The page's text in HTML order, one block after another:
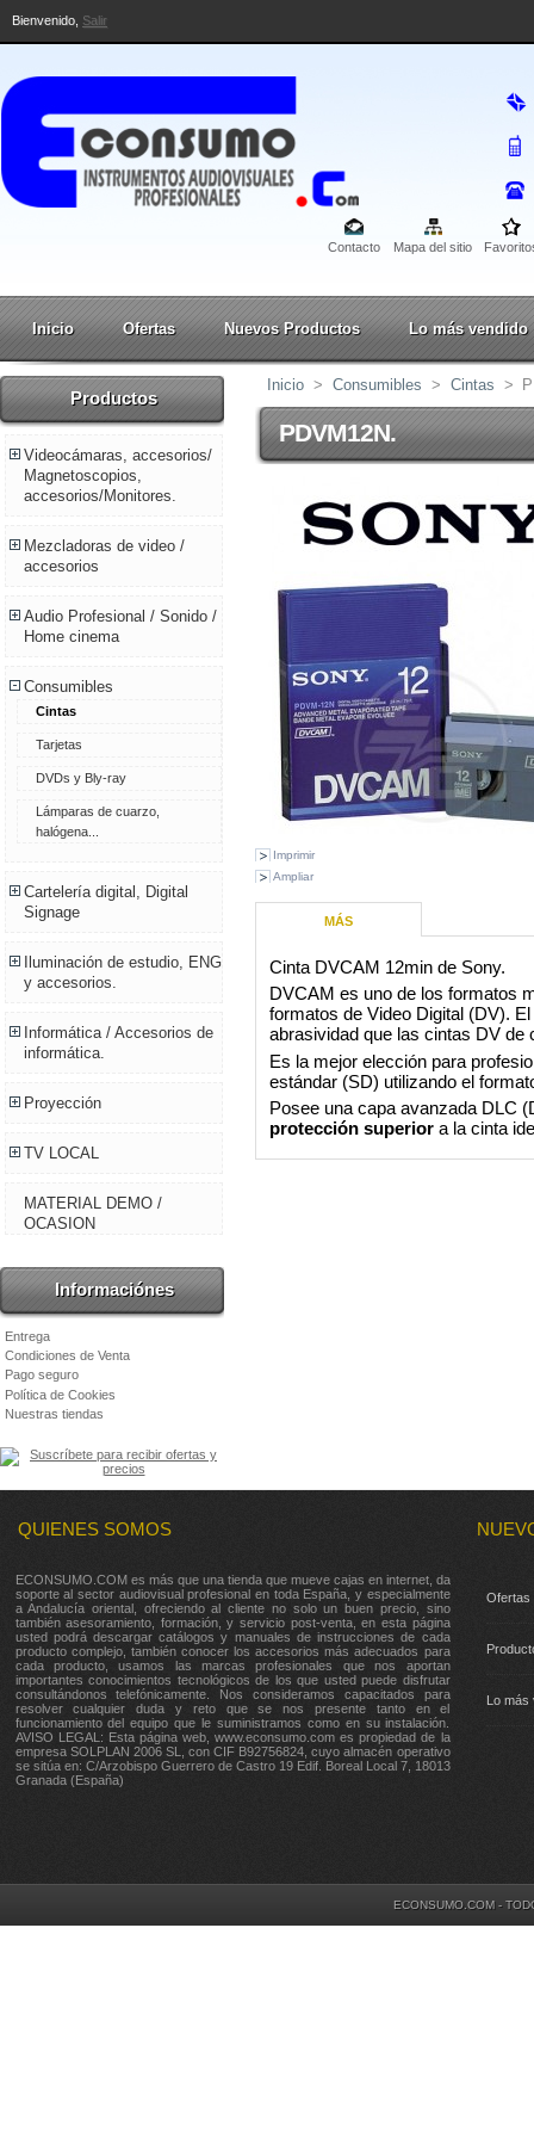
Bienvenido, Salir
Contacto Mapa del sitio
Inicio Ofertas Nuevos Productos Lo más vendido
Productos
Videocámaras, accesorios/
Magnetoscopios,
accesorios/Monitores.
Mezcladoras de video /
accesorios
Audio Profesional / Sonido /
Home cinema
Consumibles
Cintas
Tarjetas
DVDs y Bly-ray
Lámparas de cuarzo,
halógena...
Cartelería digital, Digital
Signage
Iluminación de estudio, ENG
y accesorios.
Informática / Accesorios de
informática.
Proyección
TV LOCAL
MATERIAL DEMO /
OCASION
Informaciónes
Entrega
Condiciones de Venta
Pago seguro
Política de Cookies
Nuestras tiendas
Inicio > Consumibles > Cintas >
PDVM12N.
Imprimir
Ampliar
MÁS
Cinta DVCAM 12min de Sony.
DVCAM es uno de los formatos
formatos de Video Digital (DV).
abrasividad que las cintas DV de
Es la mejor elección para
estándar (SD) utilizando el
Posee una capa avanzada DLC
protección superior a la cinta
QUIENES SOMOS
ECONSUMO.COM es más que una tienda que mueve cajas en internet, da
soporte al sector audiovisual profesional en toda España, y especialmente
a Andalucía oriental, ofreciendo al cliente no solo un buen precio, sino
también asesoramiento, formación, y servicio post-venta, en esta página
usted podrá descargar catálogos y manuales de instrucciones de cada
producto complejo, también conocer los accesorios más adecuados para
cada producto, usamos las marcas profesionales que nos aportan
importantes conocimientos tecnológicos de los que usted puede disfrutar
consultándonos telefónicamente. Nos consideramos capacitados para
resolver cualquier duda y reto que se nos presente tanto en el
funcionamiento del equipo que le suministramos como en su instalación.
AVISO LEGAL: Esta página web, www.econsumo.com es propiedad de la
empresa SOLPLAN 2006 SL, con CIF B92756824, cuyo almacén operativo
se sitúa en: C/Arzobispo Guerrero de Castro 19 Edif. Boreal Local 7, 18013
Granada (España)
Ofertas
Lo
ECONSUMO.COM -